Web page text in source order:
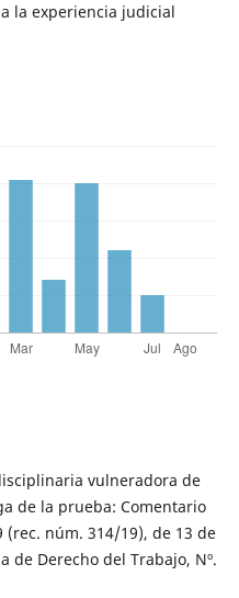
la experiencia judicial
vulneradora de
de la prueba: Comentario
(rec. núm. 314/19), de 13 de
de Derecho del Trabajo, Nº.